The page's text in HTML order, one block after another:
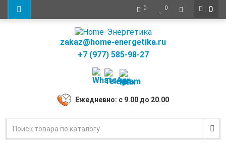
: 0
0 0
zakaz@home-energetika.ru
+7 (977) 585-98-27
Ежедневно: с 9.00 до 20.00